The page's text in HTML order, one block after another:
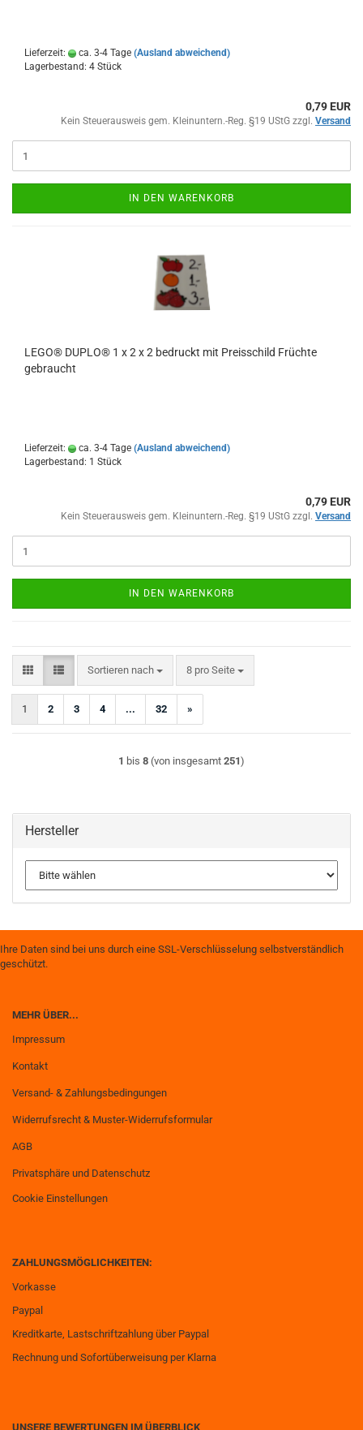
Lieferzeit: ca. 3-4 Tage (Ausland abweichend)
Lagerbestand: 4 Stück
0,79 EUR
Kein Steuerausweis gem. Kleinuntern.-Reg. §19 UStG zzgl. Versand
IN DEN WARENKORB
LEGO® DUPLO® 1 x 2 x 2 bedruckt mit Preisschild Früchte
gebraucht
Lieferzeit: ca. 3-4 Tage (Ausland abweichend)
Lagerbestand: 1 Stück
0,79 EUR
Kein Steuerausweis gem. Kleinuntern.-Reg. §19 UStG zzgl. Versand
IN DEN WARENKORB
Sortieren nach
Sortieren nach 8 pro Seite
pro Seite
1 2 3 4 ... 32 »
1 bis 8 (von insgesamt 251)
Hersteller
Ihre Daten sind bei uns durch eine SSL-Verschlüsselung selbstverständlich
geschützt.
MEHR ÜBER...
Impressum
Kontakt
Versand- & Zahlungsbedingungen
Widerrufsrecht & Muster-Widerrufsformular
AGB
Privatsphäre und Datenschutz
Cookie Einstellungen
ZAHLUNGSMÖGLICHKEITEN:
Vorkasse
Paypal
Kreditkarte, Lastschriftzahlung über Paypal
Rechnung und Sofortüberweisung per Klarna
UNSERE BEWERTUNGEN IM ÜBERBLICK